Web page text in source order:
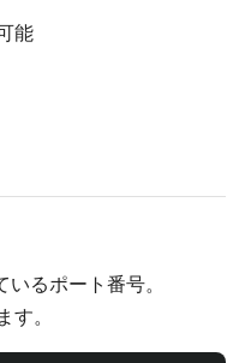
能
るポート番号。
。